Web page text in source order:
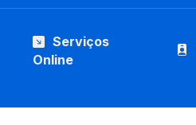
Serviços
Online